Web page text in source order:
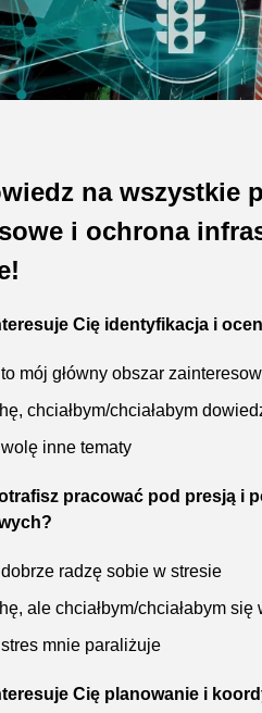
na wszystkie
i ochrona
Cię identyfikacja i
mój główny obszar
chciałbym/chciałabym
inne tematy
pracować pod presją i
radzę sobie w stresie
ale chciałbym/chciałabym się
mnie paraliżuje
Cię planowanie i